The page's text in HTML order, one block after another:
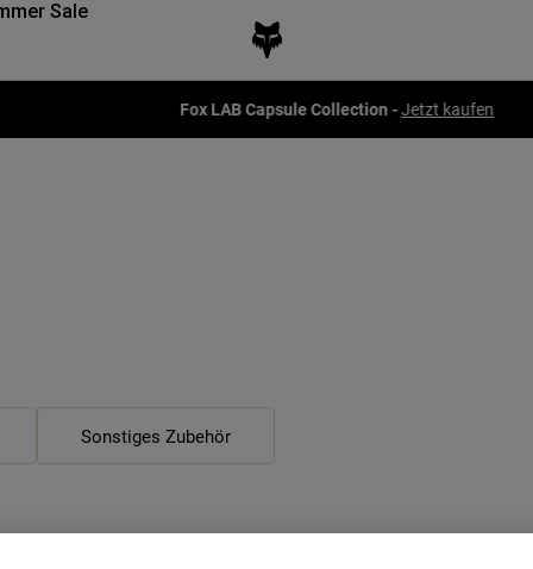
Sale
Fox LAB Capsule Collection -Jetzt kaufen
Sonstiges Zubehör